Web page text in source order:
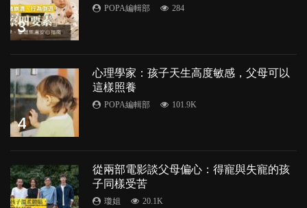
3
POPA編輯部 284
4
心理學家：孩子天生高度敏感，父母可以
這樣照養
POPA編輯部 101.9K
從兩部電影談父母偏心：得寵與失寵的孩
子同樣受苦
瓊姐 20.1K